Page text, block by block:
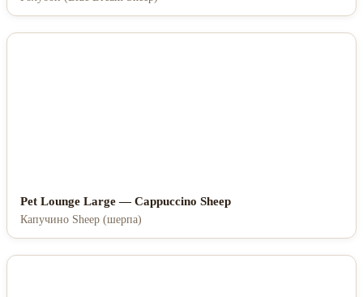
Pet Lounge Large — Cappuccino Sheep
Капучино Sheep (шерпа)